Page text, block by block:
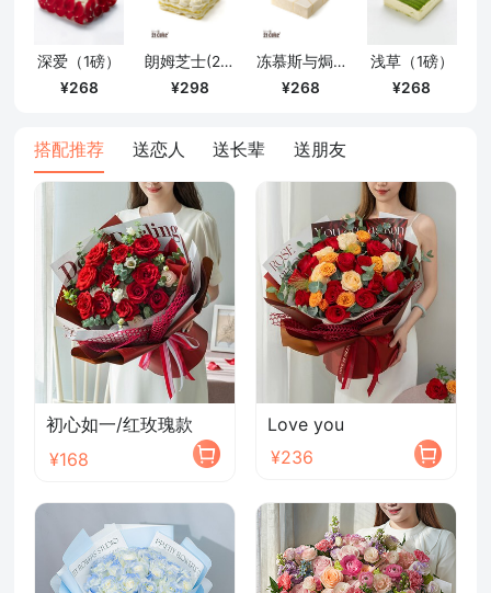
深爱（1磅）
268
朗姆芝士(2磅)
298
冻慕斯与焗芝士(1磅)
268
浅草（1磅）
268
搭配推荐 送恋人 送长辈 送朋友
初心如一/红玫瑰款
¥168
Love you
¥236